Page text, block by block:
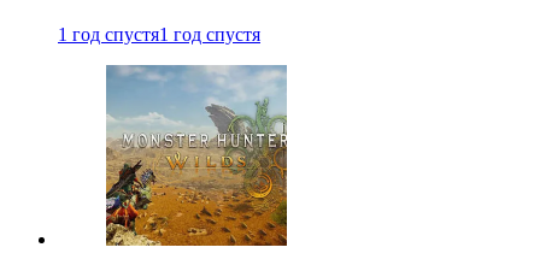
1 год спустя1 год спустя